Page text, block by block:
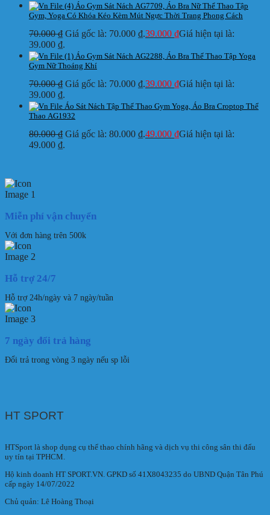
Áo Gym Sát Nách AG7709, Áo Bra Nữ Thể Thao Tập
Gym, Yoga Có Khóa Kéo Kèm Mút Ngực Thời Trang Phong Cách
70.000₫ Giá gốc là: 70.000 ₫.39.000 ₫Giá hiện tại là:
39.000 ₫.
Áo Gym Sát Nách AG2288, Áo Bra Thể Thao Tập Yoga
Gym Nữ Thoáng Khí
70.000₫ Giá gốc là: 70.000 ₫.39.000 ₫Giá hiện tại là:
39.000 ₫.
Áo Sát Nách Tập Thể Thao Gym Yoga, Áo Bra Croptop Thể
Thao AG1932
80.000₫ Giá gốc là: 80.000 ₫.49.000 ₫Giá hiện tại là:
49.000 ₫.
Miễn phí vận chuyển
Với đơn hàng trên 500k
Hỗ trợ 24/7
Hỗ trợ 24h/ngày và 7 ngày/tuần
7 ngày đổi trả hàng
Đổi trả trong vòng 3 ngày nếu sp lỗi
HT SPORT
HTSport là shop dụng cụ thể thao chính hãng và dịch vụ thi công sân thi đấu
uy tín tại TPHCM.
Hộ kinh doanh HT SPORT.VN. GPKD số 41X8043235 do UBND Quận Tân Phú
cấp ngày 14/07/2022
Chủ quản: Lê Hoàng Thoại